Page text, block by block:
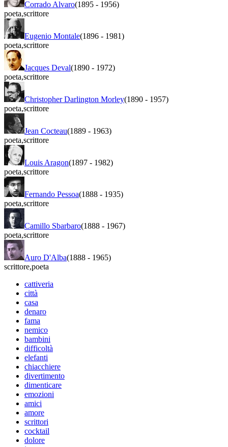
Corrado Alvaro(1895 - 1956)
poeta,scrittore
Eugenio Montale(1896 - 1981)
poeta,scrittore
Jacques Deval(1890 - 1972)
poeta,scrittore
Christopher Darlington Morley(1890 - 1957)
poeta,scrittore
Jean Cocteau(1889 - 1963)
poeta,scrittore
Louis Aragon(1897 - 1982)
poeta,scrittore
Fernando Pessoa(1888 - 1935)
poeta,scrittore
Camillo Sbarbaro(1888 - 1967)
poeta,scrittore
Auro D'Alba(1888 - 1965)
scrittore,poeta
cattiveria
città
casa
denaro
fama
nemico
bambini
difficoltà
elefanti
chiacchiere
divertimento
dimenticare
emozioni
amici
amore
scrittori
cocktail
dolore